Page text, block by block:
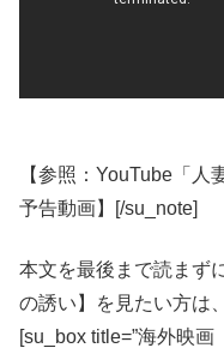
【参照：YouTube「
予告動画】[/su_note]
本文を最後まで読まず
の誘い】を見たい方は、
[su_box title=”海外映